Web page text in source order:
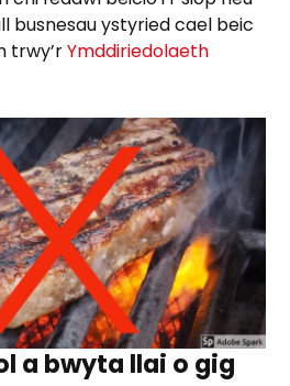
busnesau ystyried cael beic
trwy’rYmddiriedolaeth
a bwyta llai o gig